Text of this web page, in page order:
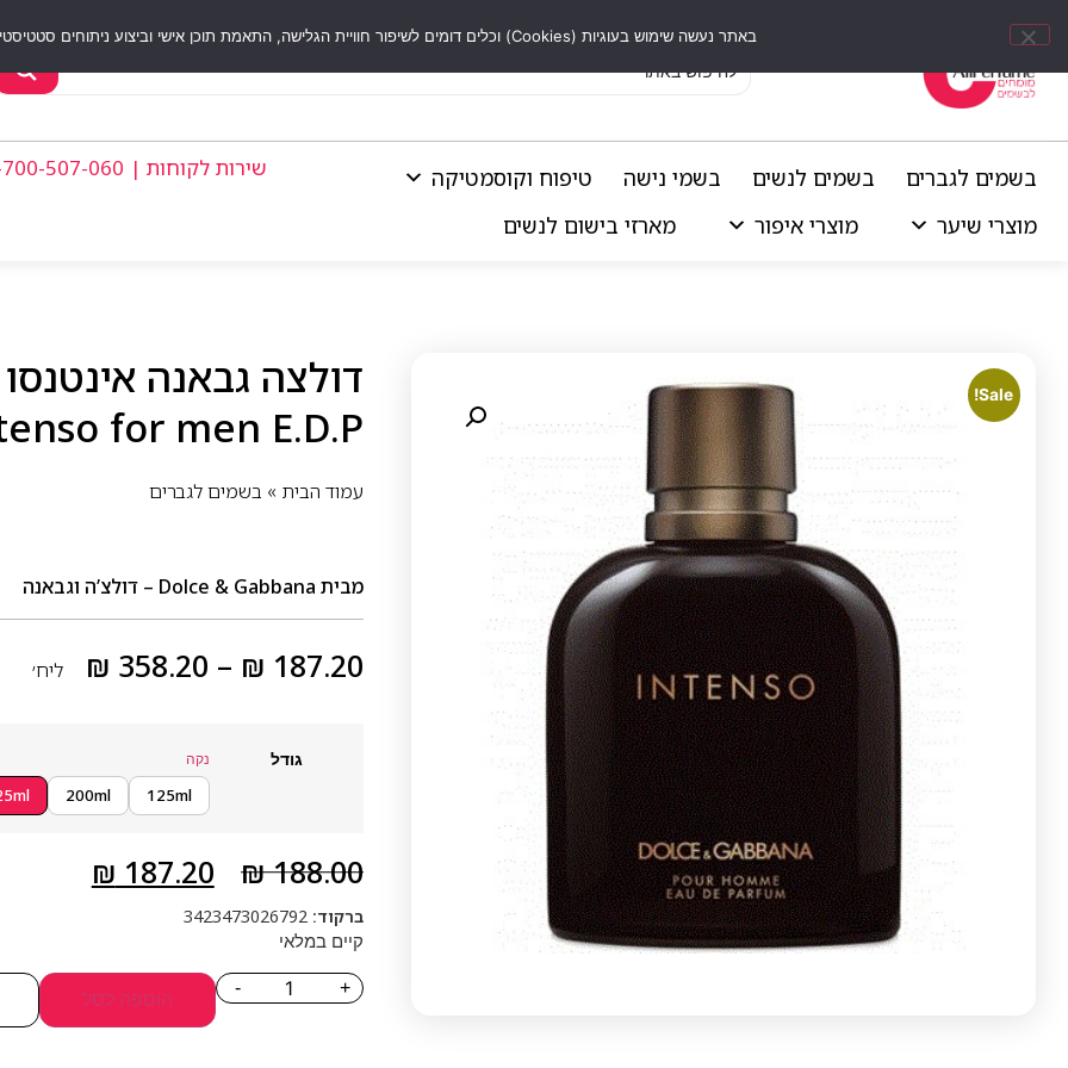
בשמים לגברים בשמים לנשים בשמי נישה
טיפוח וקוסמטיקה
מוצרי שיער
מוצרי איפור מארזי בישום לנשים
שירות לקוחות | 1-700-507-060
Sale!
for men E.D.P
עמוד הבית » בשמים לגברים
מבית Dolce & Gabbana – דולצ’ה וגבאנה
₪ 187.20
–
₪ 358.20 ליח׳
גודל נקה
125ml
200ml
₪188.00
₪ 187.20
ברקוד: 3423473026792
קיים במלאי
- +
הוספה לסל
באתר נעשה שימוש בעוגיות (Cookies) וכלים דומים לשיפור חוויית הגלישה, התאמת תוכן אישי וביצוע ניתוחים סטטיסטיים.